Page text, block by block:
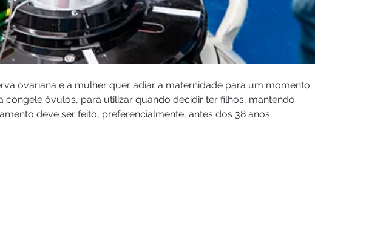
ovariana e a mulher quer adiar a maternidade para um momento
óvulos, para utilizar quando decidir ter filhos, mantendo
deve ser feito, preferencialmente, antes dos 38 anos.